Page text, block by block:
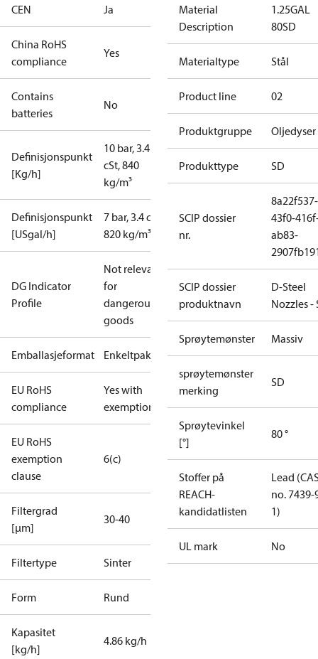
CEN Ja
China RoHS
compliance
Yes
Contains
batteries
No
Definisjonspunkt
[Kg/h]
10 bar, 3.4
cSt, 840
kg/m³
Definisjonspunkt
[USgal/h]
7 bar, 3.4 cSt,
820 kg/m³
DG Indicator
Profile
Not relevant
for
dangerous
goods
Emballasjeformat Enkeltpakke
EU RoHS
compliance
Yes with
exemptions
EU RoHS
exemption
clause
6(c)
Filtergrad
[µm]
30-40
Filtertype Sinter
Form Rund
Kapasitet
[kg/h]
4.86 kg/h
Material
Description
1.25GAL
80SD
Materialtype Stål
Product line 02
Produktgruppe Oljedyser
Produkttype SD
SCIP dossier
nr.
8a22f537-
43f0-
ab83-
SCIP dossier
produktnavn
D-Steel
Nozzles -
Sprøytemønster Massiv
sprøytemønster
merking
SD
Sprøytevinkel
[°]
80 °
Stoffer på
REACH-
kandidatlisten
Lead
no. 7439-
1)
UL mark No